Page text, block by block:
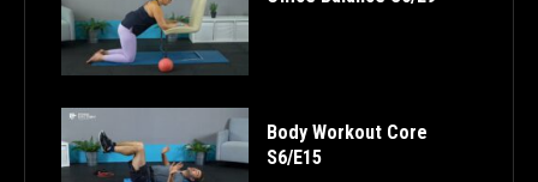
Body Workout Core
S6/E15